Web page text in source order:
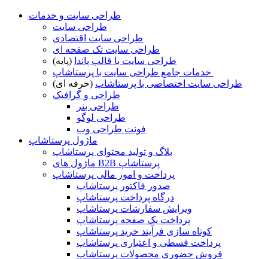
طراحی سایت و خدمات
طراحی سایت
طراحی سایت اقتصادی
طراحی سایت تک صفحه ای
طراحی سایت با قالب پاندا (پایه)
طراحی سایت اختصاصی با پرستاشاپ (حرفه ای)
طراحی و گرافیک
طراحی بنر
طراحی لوگو
فونت طراحی وب
ماژول پرستاشاپ
بلاگ و تولید محتوای پرستاشاپ
ماژول های B2B پرستاشاپ
پرداخت و امور مالی پرستاشاپ
صدور فاکتور پرستاشاپ
درگاه پرداخت پرستاشاپ
ویرایش سفارشات پرستاشاپ
پرداخت یک صفحه پرستاشاپ
کوتاه سازی فرآیند خرید پرستاشاپ
پرداخت قسطی و اعتباری پرستاشاپ
فروش حضوری محصولات پرستاشاپ